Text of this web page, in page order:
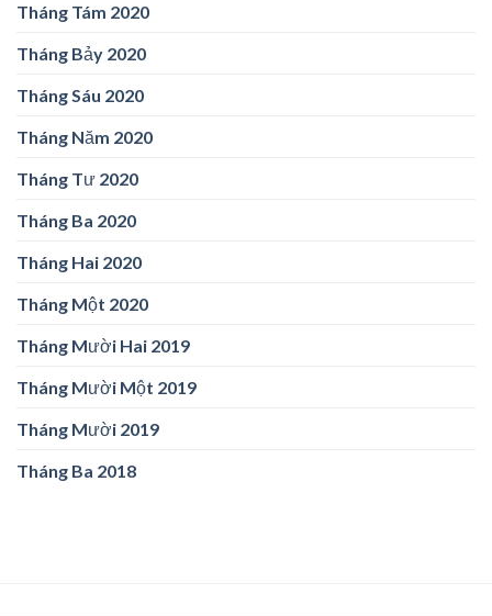
Tháng Tám 2020
Tháng Bảy 2020
Tháng Sáu 2020
Tháng Năm 2020
Tháng Tư 2020
Tháng Ba 2020
Tháng Hai 2020
Tháng Một 2020
Tháng Mười Hai 2019
Tháng Mười Một 2019
Tháng Mười 2019
Tháng Ba 2018